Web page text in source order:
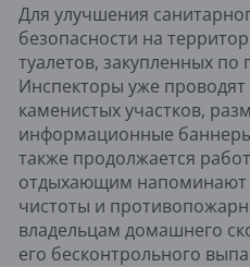
Для улучшения
безопасности на
туалетов, закупленных по
Инспекторы уже
каменистых участков,
информационные
также продолжается
отдыхающим напоминают
чистоты и
владельцам домашнего
его бесконтрольного